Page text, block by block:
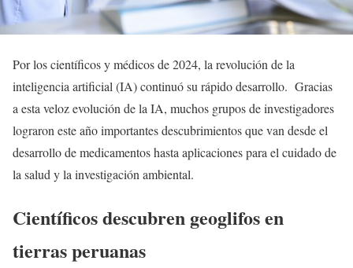
Por los científicos y médicos de 2024, la revolución de la
inteligencia artificial (IA) continuó su rápido desarrollo. Gracias
a esta veloz evolución de la IA, muchos grupos de investigadores
lograron este año importantes descubrimientos que van desde el
desarrollo de medicamentos hasta aplicaciones para el cuidado de
la salud y la investigación ambiental.
Científicos descubren geoglifos en
tierras peruanas